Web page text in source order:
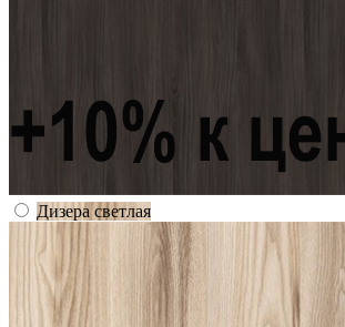
Дизера светлая